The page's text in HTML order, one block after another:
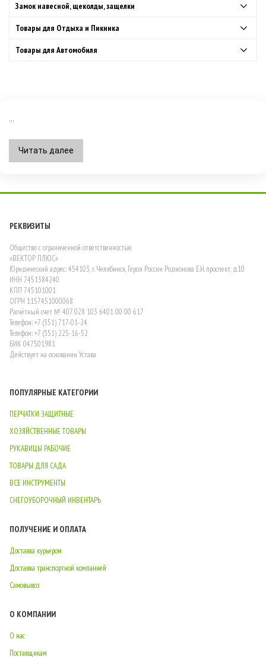
Замок навесной, щеколды, защелки
Товары для Отдыха и Пикника
Товары для Автомобиля
Читать далее
РЕКВИЗИТЫ
Общество с ограниченной ответственностью
«ВЕКТОР ПЛЮС»
Юридический адрес: 454103, г. Челябинск, Героя России Родионова Е.Н. проспект, д.10
ИНН 7451384240
КПП 745101001
ОГРН 1157451000068
Расчётный счет № 407 028 103 6401 00 00 617
Телефон: +7 (351) 717-01-24
Телефон: +7 (351) 225-16-52
БИК 047501981
Действует на основании Устава
ПОПУЛЯРНЫЕ КАТЕГОРИИ
ПЕРЧАТКИ ЗАЩИТНЫЕ
ХОЗЯЙСТВЕННЫЕ ТОВАРЫ
РУКАВИЦЫ РАБОЧИЕ
ТОВАРЫ ДЛЯ САДА
ВСЕ ИНСТРУМЕНТЫ
СНЕГОУБОРОЧНЫЙ ИНВЕНТАРЬ
ПОЛУЧЕНИЕ И ОПЛАТА
Доставка курьером
Доставка транспортной компанией
Самовывоз
О КОМПАНИИ
О нас
Поставщикам